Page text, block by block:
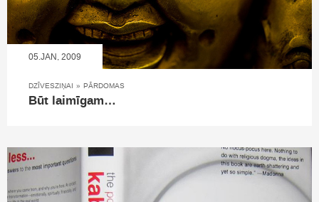
05.JAN, 2009
DZĪVESZIŅAI » PĀRDOMAS
Būt laimīgam…